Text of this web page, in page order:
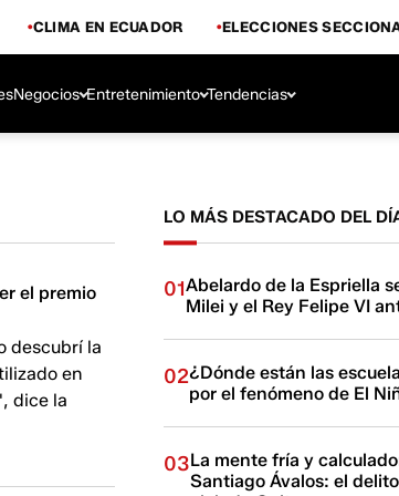
CLIMA EN ECUADOR ELECCIONES
Negocios Entretenimiento Tendencias
el premio
descubrí la
en
dice la
LO MÁS DESTACADO DEL
01Abelardo de la Espriella
Milei y el Rey Felipe VI
02¿Dónde están las
por el fenómeno de El
03La mente fría y
Santiago Ávalos: el